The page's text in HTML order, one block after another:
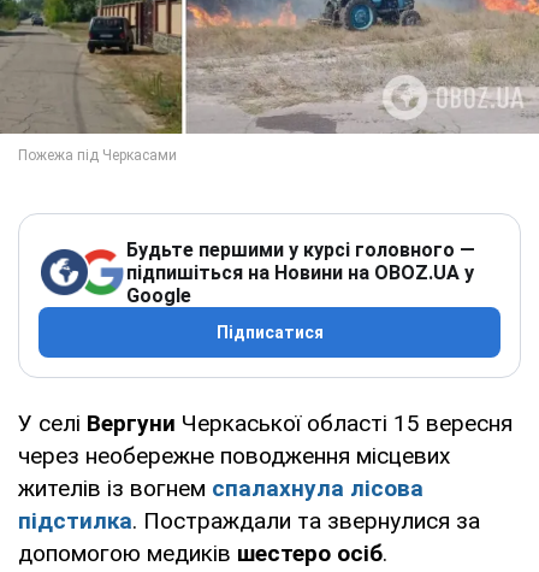
Будьте першими у курсі головного —
підпишіться на Новини на OBOZ.UA у
Google
Підписатися
У селі Вергуни Черкаської області 15 вересня
через необережне поводження місцевих
жителів із вогнем спалахнула лісова
підстилка. Постраждали та звернулися за
допомогою медиків шестеро осіб.